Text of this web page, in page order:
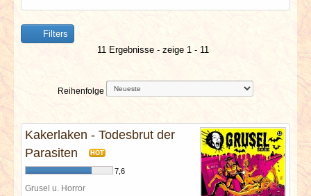
NEWS & DATES
BERICHTE
VERLOSUNGEN
SPECIALS
REDAKTION
Filters
11 Ergebnisse - zeige 1 - 11
Reihenfolge
Kakerlaken - Todesbrut der
Parasiten
HOT
7,6
Grusel u. Horror